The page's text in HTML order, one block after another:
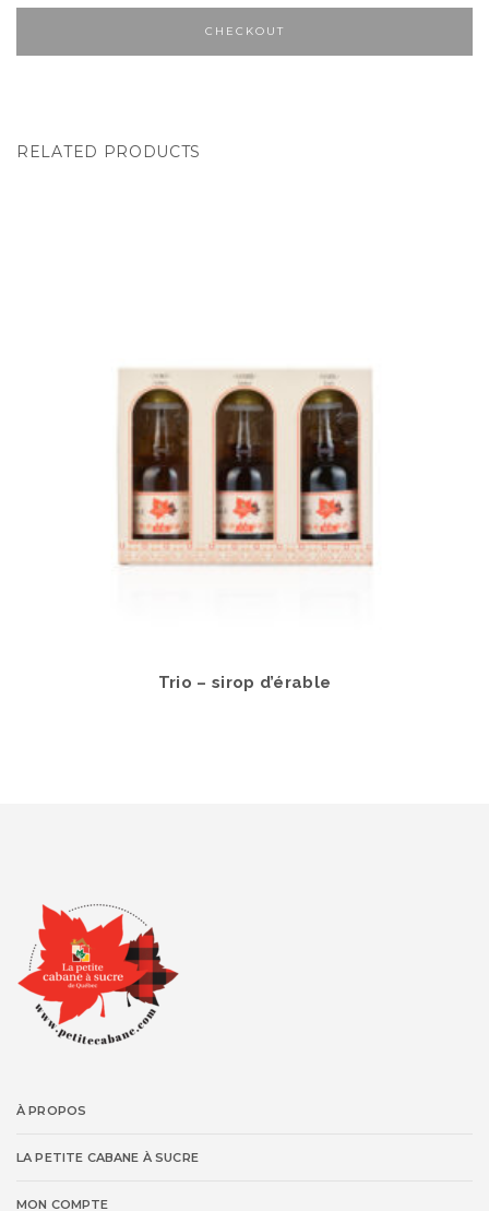
CHECKOUT
RELATED PRODUCTS
Trio – sirop d’érable
À PROPOS
LA PETITE CABANE À SUCRE
MON COMPTE